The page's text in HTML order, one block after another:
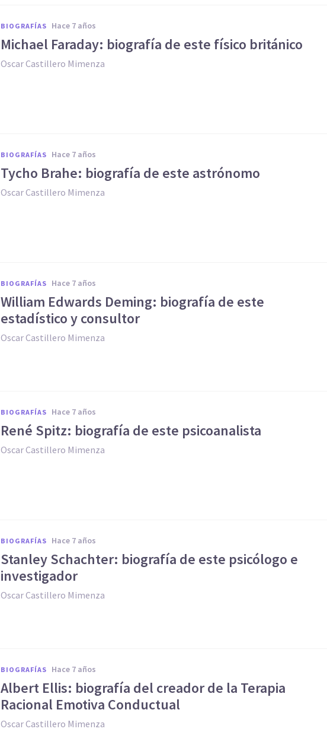
BIOGRAFÍAS hace 7 años
Michael Faraday: biografía de este físico británico
Oscar Castillero Mimenza
BIOGRAFÍAS hace 7 años
Tycho Brahe: biografía de este astrónomo
Oscar Castillero Mimenza
BIOGRAFÍAS hace 7 años
William Edwards Deming: biografía de este
estadístico y consultor
Oscar Castillero Mimenza
BIOGRAFÍAS hace 7 años
René Spitz: biografía de este psicoanalista
Oscar Castillero Mimenza
BIOGRAFÍAS hace 7 años
Stanley Schachter: biografía de este psicólogo e
investigador
Oscar Castillero Mimenza
BIOGRAFÍAS hace 7 años
Albert Ellis: biografía del creador de la Terapia
Racional Emotiva Conductual
Oscar Castillero Mimenza